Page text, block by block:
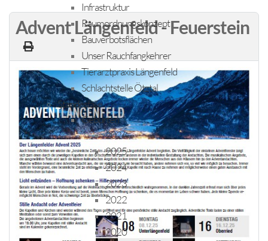
Infrastruktur
Raumordnungskonzept
Bauverbotsflächen
Unser Rauchfangkehrer
Tierarztpraxis Längenfeld
Schlachtstelle Ötztal
Standesfälle
Geburten
2026
2025
2024
2023
2022
2021
2020
Advent Längenfeld - Feuerstein